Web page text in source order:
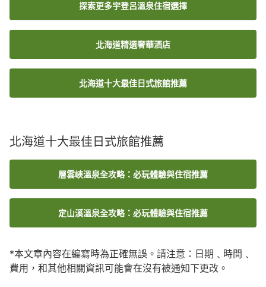
探索更多宇登呂溫泉住宿選擇
北海道精選奢華酒店
北海道十大最佳日式旅館推薦
北海道十大最佳日式旅館推薦
層雲峽溫泉全攻略：必玩體驗與住宿推薦
定山溪溫泉全攻略：必玩體驗與住宿推薦
*本文章內容在編寫時為正確無誤。請注意：日期﹑時間﹑
費用，和其他相關資訊可能會在沒有被通知下更改。